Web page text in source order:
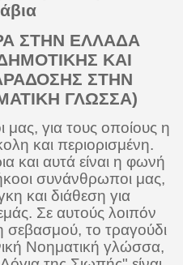
ΣΤΗΝ ΕΛΛΑΔΑ
ΚΑΙ
ΣΤΗΝ
ΓΛΩΣΣΑ)
για τους οποίους η
και περιορισμένη.
και αυτά είναι η φωνή
συνάνθρωποι μας,
και διάθεση για
Σε αυτούς λοιπόν
σεβασμού, το τραγούδι
Νοηματική γλώσσα,